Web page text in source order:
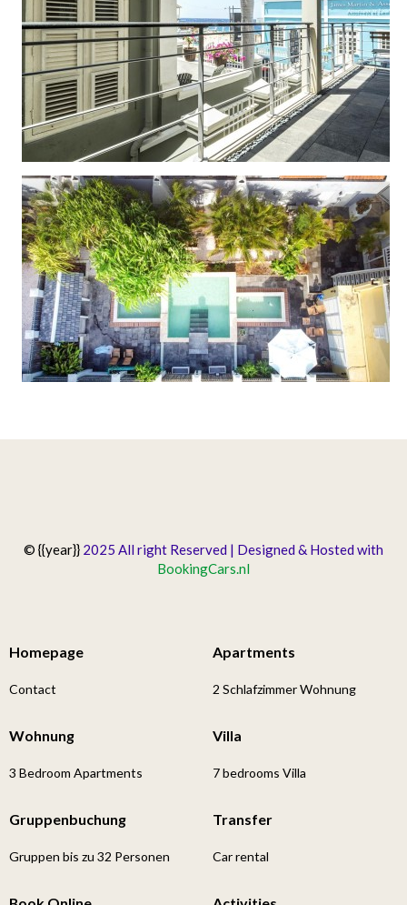
© {{year}} 2025 All right Reserved | Designed & Hosted with
BookingCars.nl
Homepage
Contact
Apartments
2 Schlafzimmer Wohnung
Wohnung
3 Bedroom Apartments
Villa
7 bedrooms Villa
Gruppenbuchung
Gruppen bis zu 32 Personen
Transfer
Car rental